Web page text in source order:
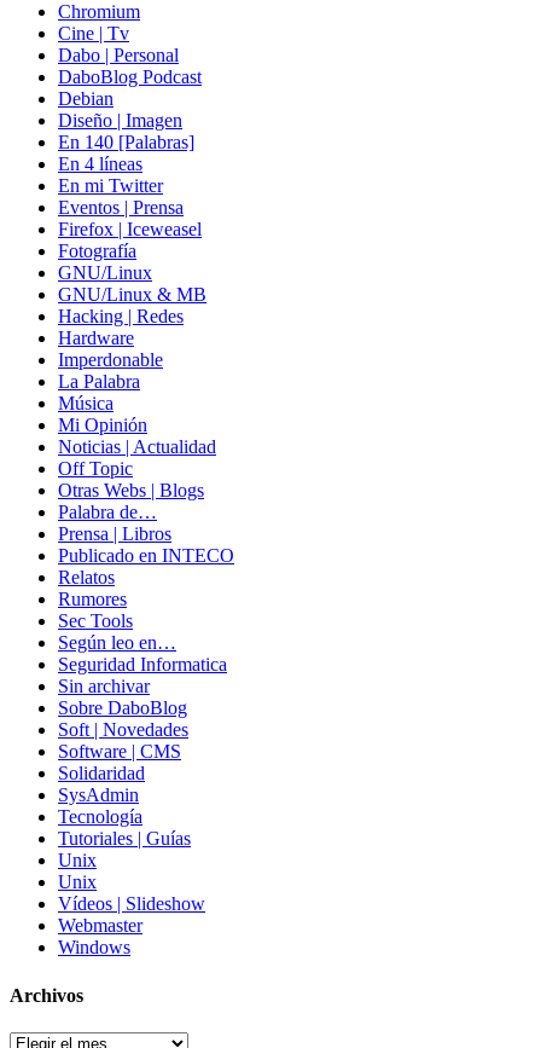
Chromium
Cine | Tv
Dabo | Personal
DaboBlog Podcast
Debian
Diseño | Imagen
En 140 [Palabras]
En 4 líneas
En mi Twitter
Eventos | Prensa
Firefox | Iceweasel
Fotografía
GNU/Linux
GNU/Linux & MB
Hacking | Redes
Hardware
Imperdonable
La Palabra
Música
Mi Opinión
Noticias | Actualidad
Off Topic
Otras Webs | Blogs
Palabra de…
Prensa | Libros
Publicado en INTECO
Relatos
Rumores
Sec Tools
Según leo en…
Seguridad Informatica
Sin archivar
Sobre DaboBlog
Soft | Novedades
Software | CMS
Solidaridad
SysAdmin
Tecnología
Tutoriales | Guías
Unix
Unix
Vídeos | Slideshow
Webmaster
Windows
Archivos
Archivos